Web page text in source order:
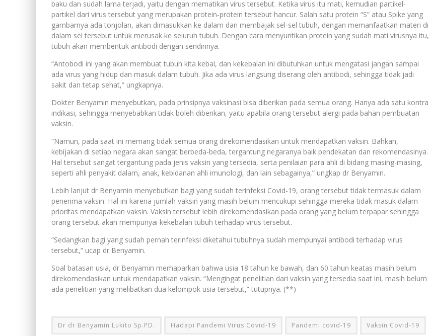
baku dan sudah lama terjadi, yaitu dengan mematikan virus tersebut. Ketika virus itu mati, kemudian partikel-
partikel dari virus tersebut yang merupakan protein-protein tersebut hancur. Salah satu protein “S” atau Spike yang
gambarnya ada tonjolan, akan dimasukkan ke dalam dan membajak sel-sel tubuh, dengan memanfaatkan materi di
dalam sel tersebut untuk merusak ke seluruh tubuh. Dengan cara menyuntikan protein yang sudah mati virusnya itu,
tubuh akan membentuk antibodi dengan sendirinya.
“Antobodi ini yang akan membuat tubuh kita kebal, dan kekebalan ini dibutuhkan untuk mengatasi jangan sampai
ada virus yang hidup dan masuk dalam tubuh. Jika ada virus langsung diserang oleh antibodi, sehingga tidak jadi
sakit dan tetap sehat,” ungkapnya.
Dokter Benyamin menyebutkan, pada prinsipnya vaksinasi bisa diberikan pada semua orang. Hanya ada satu kontra
indikasi, sehingga menyebabkan tidak boleh diberikan, yaitu apabila orang tersebut alergi pada bahan pembuatan
vaksin.
“Namun, pada saat ini memang tidak semua orang direkomendasikan untuk mendapatkan vaksin. Bahkan,
kebijakan di setiap negara akan sangat berbeda-beda, tergantung negaranya baik pendekatan dan rekomendasinya.
Hal tersebut sangat tergantung pada jenis vaksin yang tersedia, serta penilaian para ahli di bidang masing-masing,
seperti ahli penyakit dalam, anak, kebidanan ahli imunologi, dan lain sebagainya,” ungkap dr Benyamin.
Lebih lanjut dr Benyamin menyebutkan bagi yang sudah terinfeksi Covid-19, orang tersebut tidak termasuk dalam
penerima vaksin. Hal ini karena jumlah vaksin yang masih belum mencukupi sehingga mereka tidak masuk dalam
prioritas mendapatkan vaksin. Vaksin tersebut lebih direkomendasikan pada orang yang belum terpapar sehingga
orang tersebut akan mempunyai kekebalan tubuh terhadap virus tersebut.
“Sedangkan bagi yang sudah pernah terinfeksi diketahui tubuhnya sudah mempunyai antibodi terhadap virus
tersebut,” ucap dr Benyamin.
Soal batasan usia, dr Benyamin memaparkan bahwa usia 18 tahun ke bawah, dan 60 tahun keatas masih belum
direkomendasikan untuk mendapatkan vaksin. “Mengingat penelitian dari vaksin yang tersedia saat ini, masih belum
ada penelitian yang melibatkan dua kelompok usia tersebut,” tutupnya. (**)
Dr dr Benyamin Lukito Sp.PD. Hadapi Pandemi Virus Covid-19 Pandemi covid-19 Vaksin Covid-19